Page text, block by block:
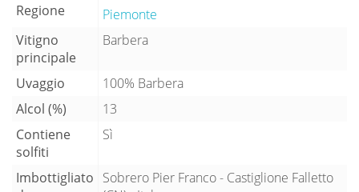
Regione
Piemonte
Vitigno
principale
Barbera
Uvaggio
100% Barbera
Alcol (%)
13
Contiene
solfiti
Sì
Imbottigliato Sobrero Pier Franco - Castiglione Falletto